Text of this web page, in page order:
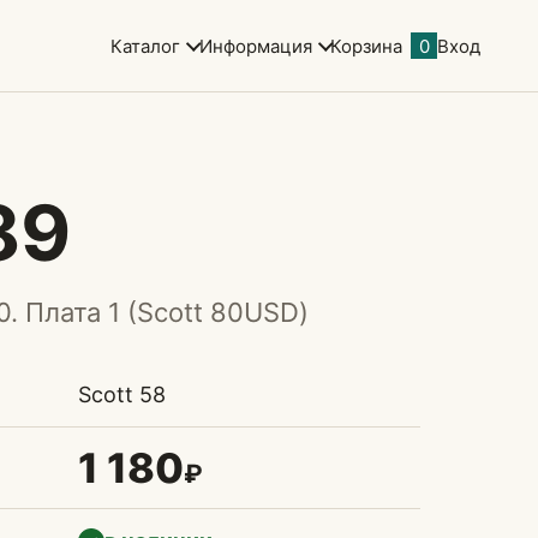
Каталог Информация Корзина 0 Вход
Плата 1 (Scott 80USD)
Scott 58
1 180₽